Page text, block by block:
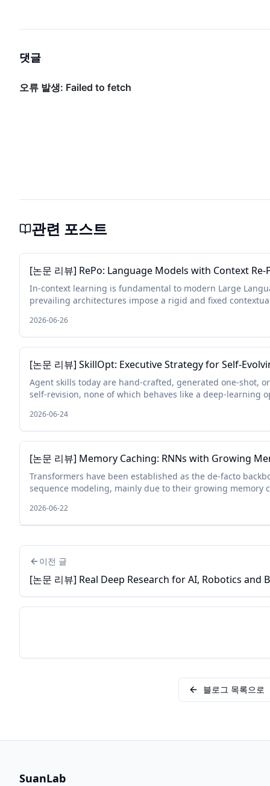
댓글
관련 포스트
[논문 리뷰] RePo: Language Models with Context
In-context learning is fundamental to modern Large
prevailing architectures impose a rigid and fixed
2026-06-26
[논문 리뷰] SkillOpt: Executive Strategy for Self-
Agent skills today are hand-crafted, generated one-shot,
self-revision, none of which behaves like a deep-learning
2026-06-24
[논문 리뷰] Memory Caching: RNNs with Growing
Transformers have been established as the de-facto
sequence modeling, mainly due to their growing memory
2026-06-22
이전 글
[논문 리뷰] Real Deep Research for AI, Robotics and
블로그 목록으로
SuanLab